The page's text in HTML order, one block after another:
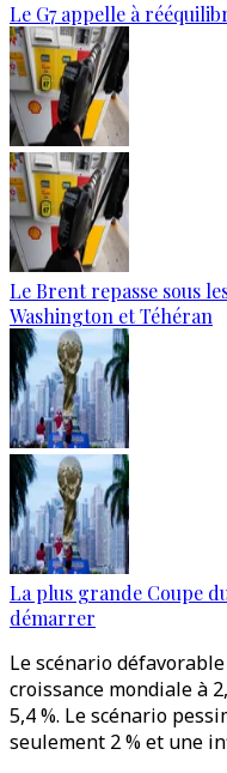
Le G7 appelle à
Le Brent repasse sous
Washington et Téhéran
La plus grande Coupe
démarrer
Le scénario
croissance mondiale à
5,4 %. Le scénario
seulement 2 % et une